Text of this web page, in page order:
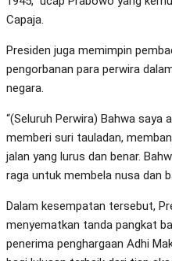
Capaja.
Presiden juga memimpin
pengorbanan para perwira
negara.
“(Seluruh Perwira) Bahwa saya
memberi suri tauladan,
jalan yang lurus dan benar.
raga untuk membela nusa dan
Dalam kesempatan tersebut,
menyematkan tanda pangkat
penerima penghargaan Adhi